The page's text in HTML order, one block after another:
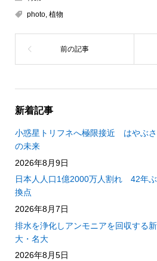
photo, 植物
新着記事
小惑星トリフネへ極限接近 はやぶ
の未来
2026年8月9日
日本人人口1億2000万人割れ 42年
換点
2026年8月7日
排水を浄化しアンモニアを回収する
大・名大
2026年8月5日